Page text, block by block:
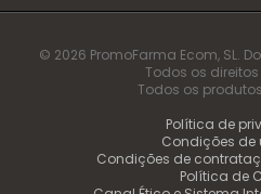
© 2026 PromoFarma Ecom, SL.
Todos os
Todos os
Política de
Condições de
Condições de
Política de